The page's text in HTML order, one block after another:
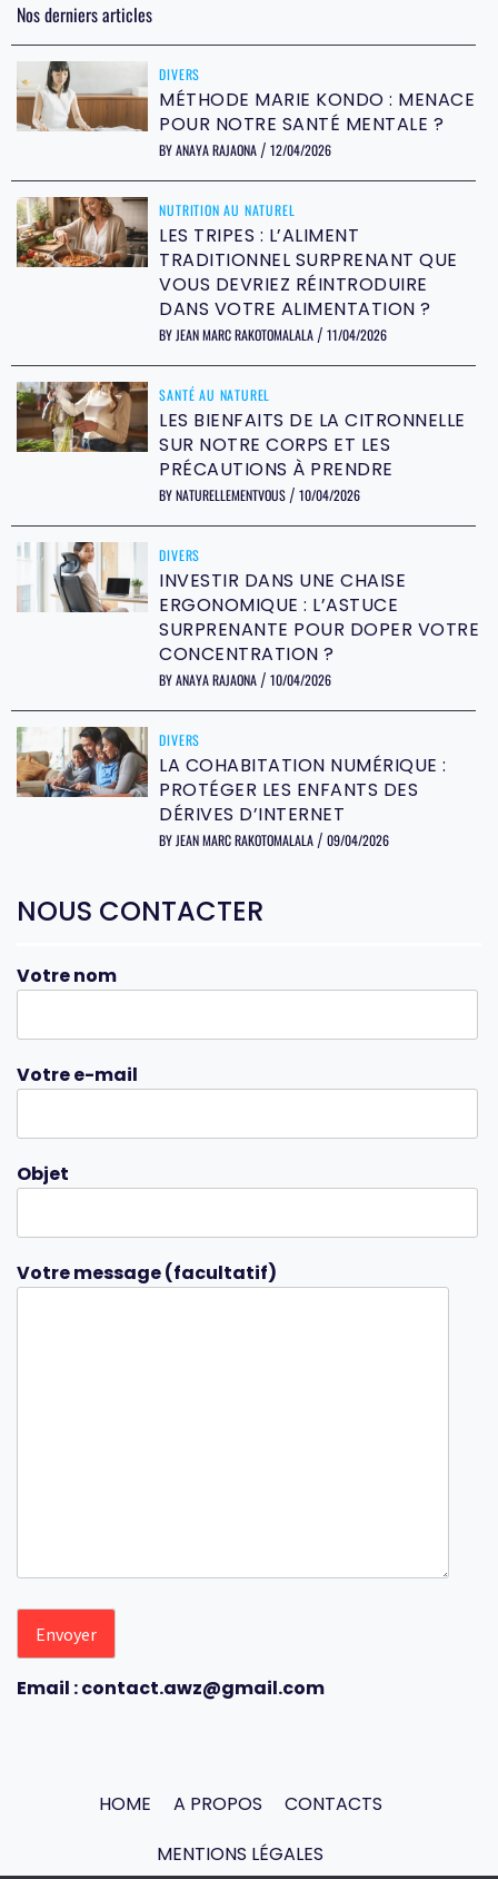
Nos derniers articles
DIVERS
MÉTHODE MARIE KONDO : MENACE
POUR NOTRE SANTÉ MENTALE ?
BYANAYA RAJAONA / 12/04/2026
NUTRITION AU NATUREL
LES TRIPES : L’ALIMENT
TRADITIONNEL SURPRENANT QUE
VOUS DEVRIEZ RÉINTRODUIRE
DANS VOTRE ALIMENTATION ?
BY JEAN MARC RAKOTOMALALA / 11/04/2026
SANTÉ AU NATUREL
LES BIENFAITS DE LA CITRONNELLE
SUR NOTRE CORPS ET LES
PRÉCAUTIONS À PRENDRE
BYNATURELLEMENTVOUS / 10/04/2026
DIVERS
INVESTIR DANS UNE CHAISE
ERGONOMIQUE : L’ASTUCE
SURPRENANTE POUR DOPER VOTRE
CONCENTRATION ?
BYANAYA RAJAONA / 10/04/2026
DIVERS
LA COHABITATION NUMÉRIQUE :
PROTÉGER LES ENFANTS DES
DÉRIVES D’INTERNET
BY JEAN MARC RAKOTOMALALA / 09/04/2026
NOUS CONTACTER
Votre nom
Votre e-mail
Objet
Votre message (facultatif)
Email : contact.awz@gmail.com
HOME A PROPOS
CONTACTS
MENTIONS LÉGALES